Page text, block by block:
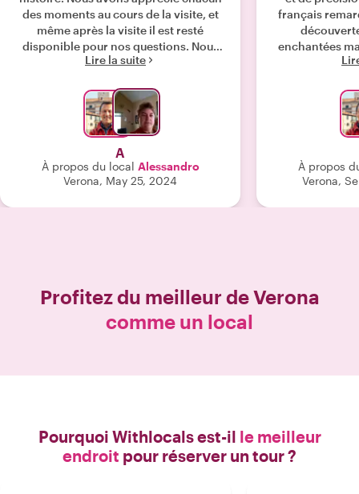
des moments au cours de la visite, et
même après la visite il est resté
disponible pour nos questions. Nous
l'avons déjà recommandé à des gens
d’autres tours! "
Lire la suite
A
À propos du local Alessandro
Verona, May 25, 2024
français
enchantées
sommes
endroits
bonne cuisine
de parcourir
nous
journée
encore
et notre
À propos
Verona,
Profitez du meilleur deVerona
comme un local
Pourquoi Withlocals est-il le meilleur
endroit pour réserver un tour ?